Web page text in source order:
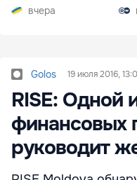
вчера
Golos 19 июля 2016,
RISE: Одной
финансовых
руководит